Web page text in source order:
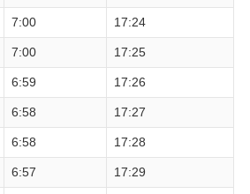
7:00 17:24
7:00 17:25
6:59 17:26
6:58 17:27
6:58 17:28
6:57 17:29